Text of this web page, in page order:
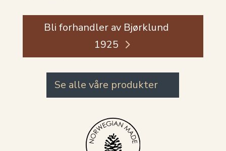
Bli forhandler av Bjørklund
1925
Se alle våre produkter